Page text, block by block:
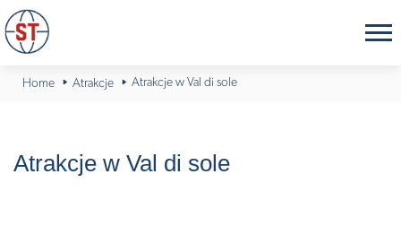
Home Atrakcje Atrakcje w Val di sole
Atrakcje w Val di sole